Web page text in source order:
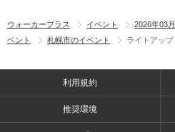
ウォーカープラス イベント 2026年03月
ベント
札幌市のイベント ライトアップ
利用規約
推奨環境